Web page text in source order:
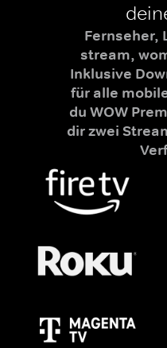
Fernseher,
stream,
Inklusive
für alle
du WOW
dir zwei